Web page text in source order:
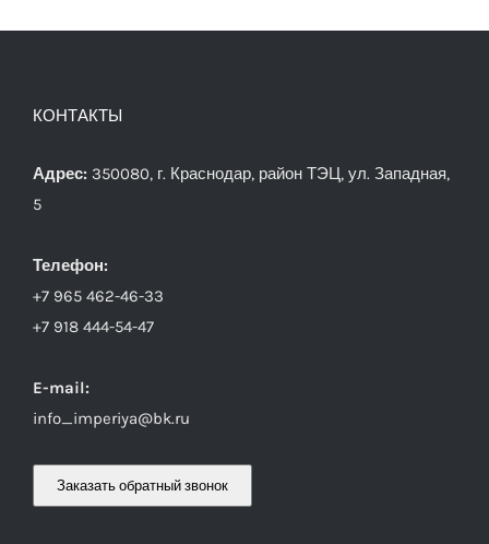
КОНТАКТЫ
Адрес: 350080, г. Краснодар, район ТЭЦ, ул. Западная,
5
Телефон:
+7 965 462-46-33
+7 918 444-54-47
E-mail:
info_imperiya@bk.ru
Заказать обратный звонок